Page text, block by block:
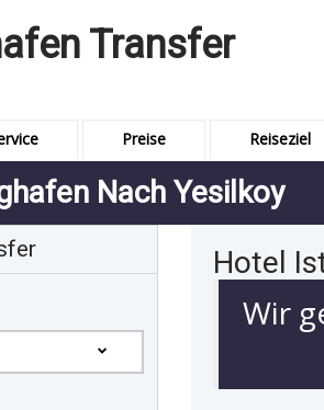
Transfer
Preise Reiseziel
Nach Yesilkoy
Hotel
Wir